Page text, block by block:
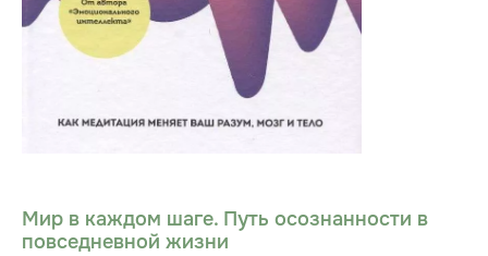
Мир в каждом шаге. Путь осознанности в
повседневной жизни